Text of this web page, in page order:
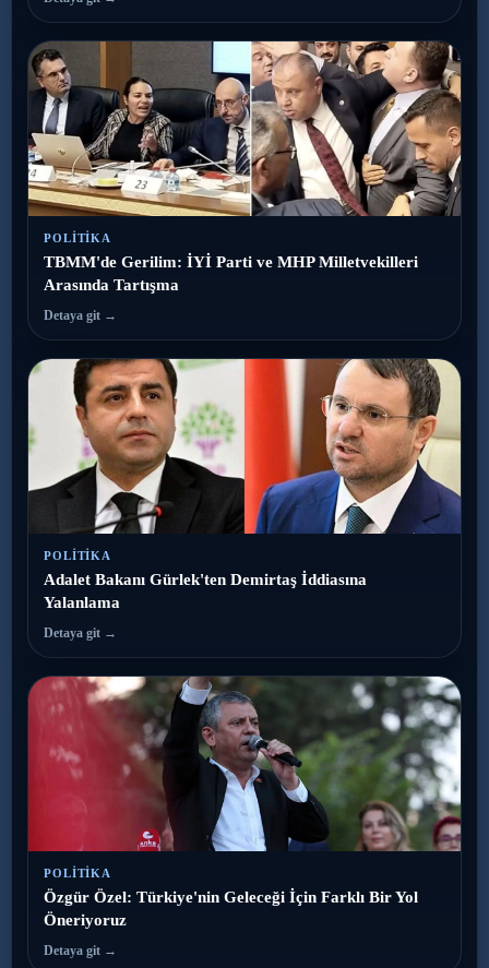
POLITIKA
TBMM'de Gerilim: İYİ Parti ve MHP Milletvekilleri
Arasında Tartışma
Detaya git →
POLITIKA
Adalet Bakanı Gürlek'ten Demirtaş İddiasına
Yalanlama
Detaya git →
POLITIKA
Özgür Özel: Türkiye'nin Geleceği İçin Farklı Bir Yol
Öneriyoruz
Detaya git →